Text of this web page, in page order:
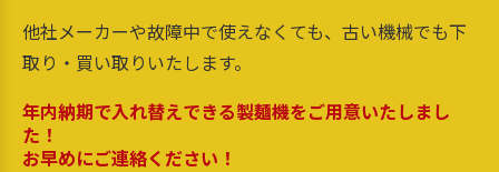
他社メーカーや故障中で使えなくても、古い機械でも下
取り・買い取りいたします。
年内納期で入れ替えできる製麺機をご用意いたしまし
た！
お早めにご連絡ください！